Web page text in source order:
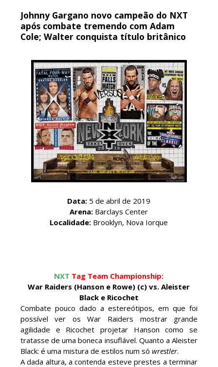
Series
SCSA867- Aug 09 2026
WWE: WWE anuncia estreia histórica do Raw na
Irlanda
SCSA867-Aug 08 2026
AEW: Buddy Matthews já está apto a regressar
aos ringues
SCSA867-Aug 08 2026
TNA: Elayna Black desafia Xia Brookside para
combate pelo título no Lockdown
Aug 08 2026
WrestleMania 43
SCSA867-Aug 07 2026
WWE: Netflix censura segmento entre Becky
Lynch e Liv Morgan no Raw
SCSA867-Aug 07 2026
Johnny Gargano novo campeão do NXT
após combate tremendo com Adam
Cole; Walter conquista título britânico
Data: 5 de abril de 2019
Arena: Barclays Center
Localidade: Brooklyn, Nova Iorque
NXT Tag Team Championship:
War Raiders (Hanson e Rowe) (c) vs. Aleister
Black e Ricochet
Combate pouco dado a estereótipos, em que foi
possível ver os War Raiders mostrar grande
agilidade e Ricochet projetar Hanson como se
tratasse de uma boneca insuflável. Quanto a Aleister
Black: é uma mistura de estilos num só wrestler.
A dada altura, a contenda esteve prestes a terminar